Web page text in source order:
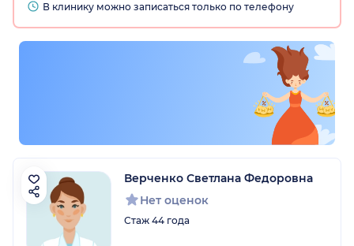
В клинику можно записаться только по телефону
Верченко Светлана Федоровна
Нет оценок
Стаж 44 года